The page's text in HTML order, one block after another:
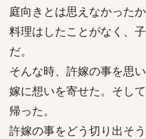
庭向きとは思えなかったか
料理はしたことがなく、
だ。
そんな時、許嫁の事を思
嫁に想いを寄せた。そし
帰った。
許嫁の事をどう切り出そ